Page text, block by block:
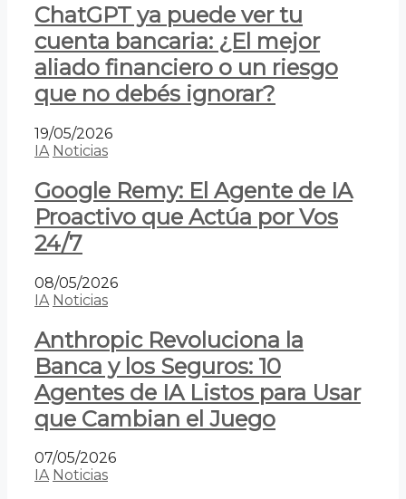
ChatGPT ya puede ver tu
cuenta bancaria: ¿El mejor
aliado financiero o un riesgo
que no debés ignorar?
19/05/2026
IA Noticias
Google Remy: El Agente de IA
Proactivo que Actúa por Vos
24/7
08/05/2026
IA Noticias
Anthropic Revoluciona la
Banca y los Seguros: 10
Agentes de IA Listos para Usar
que Cambian el Juego
07/05/2026
IA Noticias